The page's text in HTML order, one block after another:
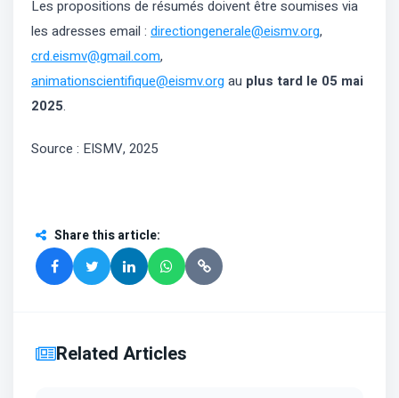
Les propositions de résumés doivent être soumises via
les adresses email : directiongenerale@eismv.org,
crd.eismv@gmail.com,
animationscientifique@eismv.org au plus tard le 05 mai
2025.
Source : EISMV, 2025
Share this article:
Related Articles